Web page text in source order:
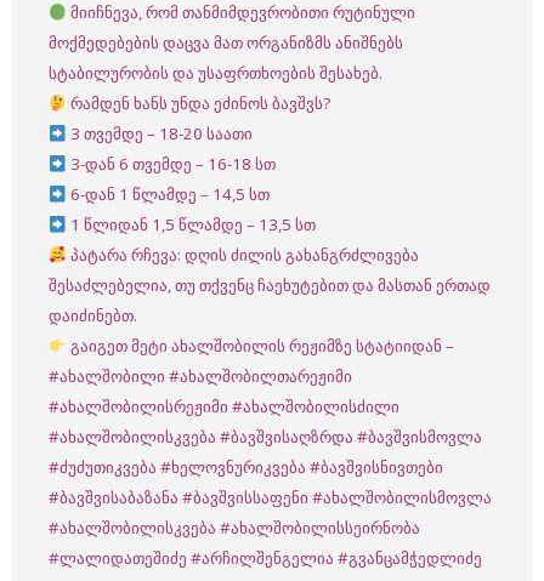
მიიჩნევა, რომ თანმიმდევრობითი რუტინული
მოქმედებების დაცვა მათ ორგანიზმს ანიშნებს
სტაბილურობის და უსაფრთხოების შესახებ.
რამდენ ხანს უნდა ეძინოს ბავშვს?
3 თვემდე – 18-20 საათი
3-დან 6 თვემდე – 16-18 სთ
6-დან 1 წლამდე – 14,5 სთ
1 წლიდან 1,5 წლამდე – 13,5 სთ
პატარა რჩევა: დღის ძილის გახანგრძლივება
შესაძლებელია, თუ თქვენც ჩაეხუტებით და მასთან ერთად
დაიძინებთ.
გაიგეთ მეტი ახალშობილის რეჟიმზე სტატიიდან –
#ახალშობილი #ახალშობილთარეჟიმი
#ახალშობილისრეჟიმი #ახალშობილისძილი
#ახალშობილისკვება #ბავშვისაღზრდა #ბავშვისმოვლა
#ძუძუთიკვება #ხელოვნურიკვება #ბავშვისნივთები
#ბავშვისაბაზანა #ბავშვისსაფენი #ახალშობილისმოვლა
#ახალშობილისკვება #ახალშობილისსეირნობა
#ლალიდათეშიძე #არჩილშენგელია #გვანცამჭედლიძე